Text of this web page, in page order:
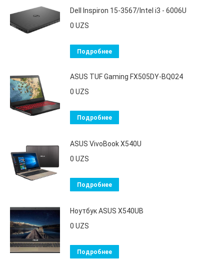
Dell Inspiron 15-3567/Intel i3 - 6006U
0 UZS
Подробнее
ASUS TUF Gaming FX505DY-BQ024
0 UZS
Подробнее
ASUS VivoBook X540U
0 UZS
Подробнее
Ноутбук ASUS X540UB
0 UZS
Подробнее